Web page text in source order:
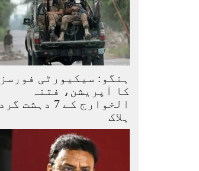
ہنگو: سیکیورٹی فورسز
کا آپریشن، فتنہ
الخوارج کے 7 دہشت گرد
ہلاک